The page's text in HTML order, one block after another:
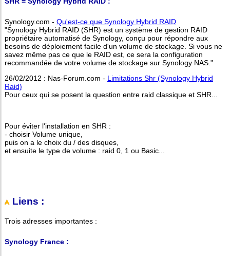
Synology.com - Qu'est-ce que Synology Hybrid RAID
"Synology Hybrid RAID (SHR) est un système de gestion RAID
propriétaire automatisé de Synology, conçu pour répondre aux
besoins de déploiement facile d'un volume de stockage. Si vous ne
savez même pas ce que le RAID est, ce sera la configuration
recommandée de votre volume de stockage sur Synology NAS."
26/02/2012 : Nas-Forum.com - Limitations Shr (Synology Hybrid
Raid)
Pour ceux qui se posent la question entre raid classique et SHR...
Pour éviter l'installation en SHR :
- choisir Volume unique,
puis on a le choix du / des disques,
et ensuite le type de volume : raid 0, 1 ou Basic...
Liens :
Trois adresses importantes :
Synology France :